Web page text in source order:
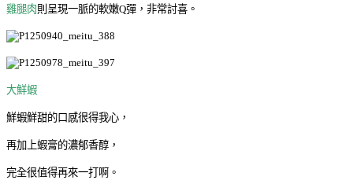
雞腿肉 則呈現一脈的軟嫩Q彈，非常討喜。
大鮮蝦
鮮蝦鮮甜的口感很得我心，
再加上蝦膏的濃郁香醇，
完全很值得再來一打啊。